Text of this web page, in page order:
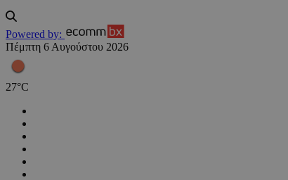
Powered by:
Πέμπτη 6 Αυγούστου 2026
27°C